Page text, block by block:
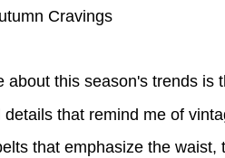
Cravings
about this season's trends is
details that remind me of
that emphasize the